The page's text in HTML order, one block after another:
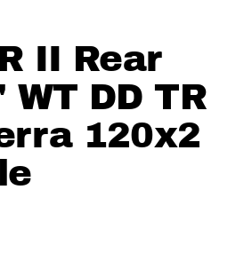
II Rear
DD TR
120x2